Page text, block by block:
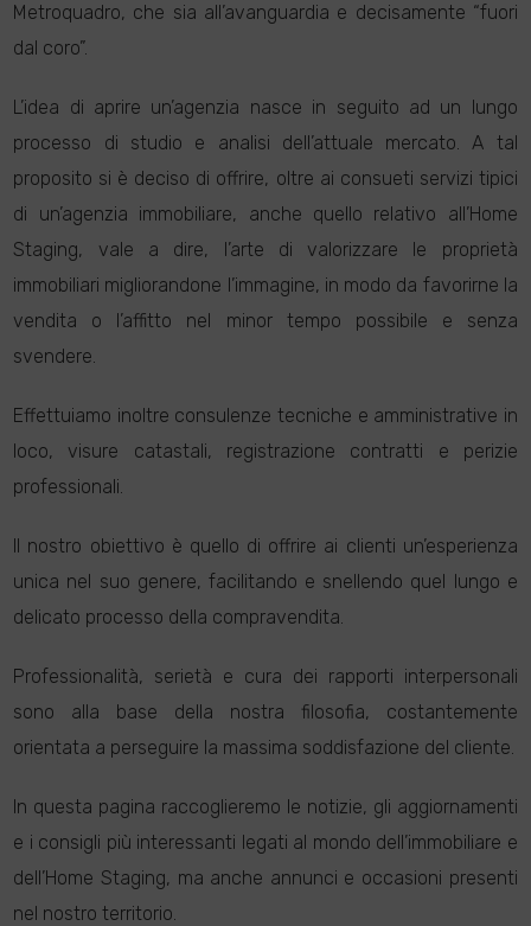
Metroquadro, che sia all’avanguardia e decisamente “fuori
dal coro”.
L’idea di aprire un’agenzia nasce in seguito ad un lungo
processo di studio e analisi dell’attuale mercato. A tal
proposito si è deciso di offrire, oltre ai consueti servizi tipici
di un’agenzia immobiliare, anche quello relativo all’Home
Staging, vale a dire, l’arte di valorizzare le proprietà
immobiliari migliorandone l’immagine, in modo da favorirne la
vendita o l’affitto nel minor tempo possibile e senza
svendere.
Effettuiamo inoltre consulenze tecniche e amministrative in
loco, visure catastali, registrazione contratti e perizie
professionali.
Il nostro obiettivo è quello di offrire ai clienti un’esperienza
unica nel suo genere, facilitando e snellendo quel lungo e
delicato processo della compravendita.
Professionalità, serietà e cura dei rapporti interpersonali
sono alla base della nostra filosofia, costantemente
orientata a perseguire la massima soddisfazione del cliente.
In questa pagina raccoglieremo le notizie, gli aggiornamenti
e i consigli più interessanti legati al mondo dell’immobiliare e
dell’Home Staging, ma anche annunci e occasioni presenti
nel nostro territorio.